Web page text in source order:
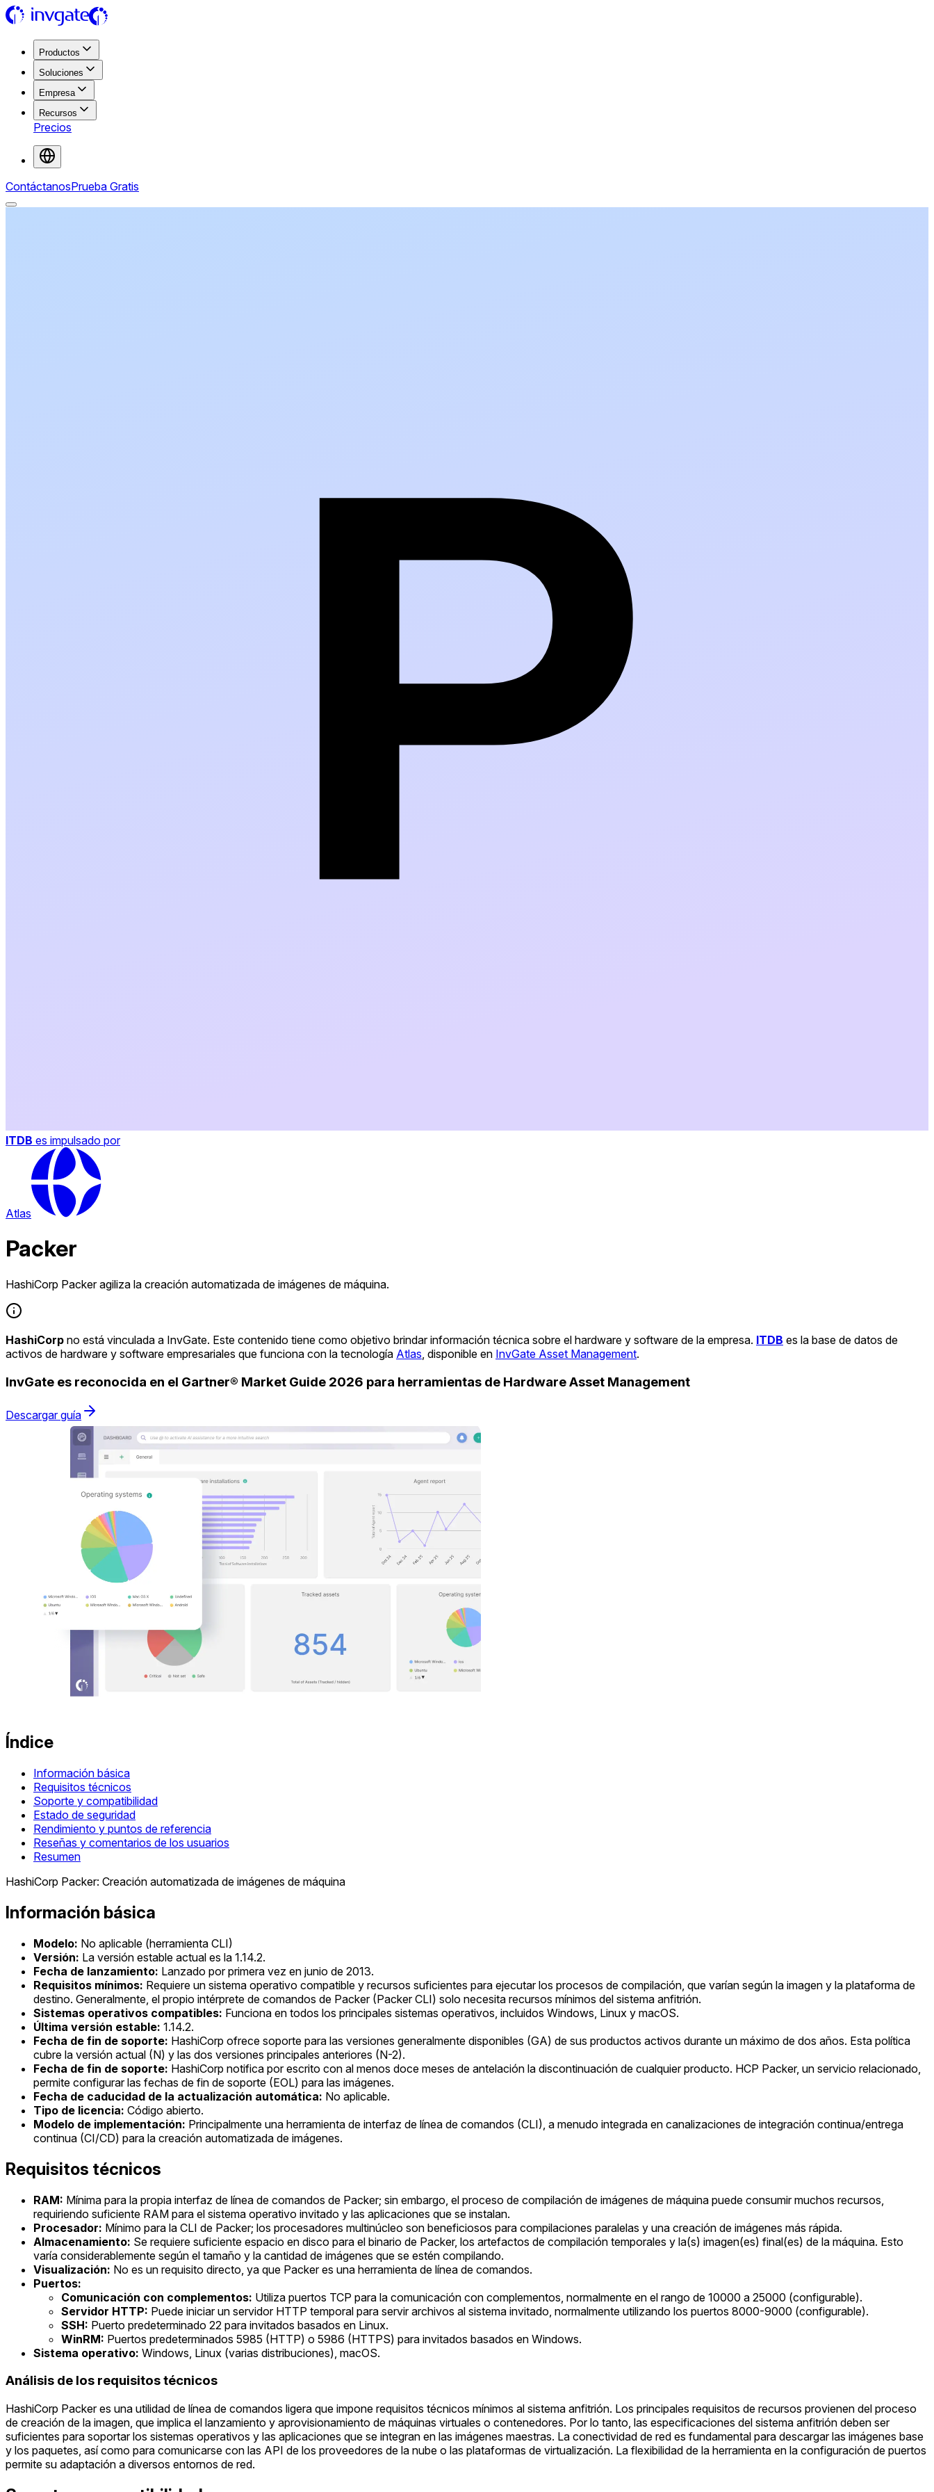
Productos
Soluciones
Empresa
Recursos
Precios
ContáctanosPrueba Gratis
ITDB es impulsado por
Atlas
Packer
HashiCorp Packer agiliza la creación automatizada de imágenes de máquina.
HashiCorp no está vinculada a InvGate. Este contenido tiene como objetivo brindar información técnica sobre el hardware y software de la empresa. ITDB es la base de datos de
activos de hardware y software empresariales que funciona con la tecnología Atlas , disponible en InvGate Asset Management.
InvGate es reconocida en el Gartner® Market Guide 2026 para herramientas de Hardware Asset Management
Descargar guía
Índice
Información básica
Requisitos técnicos
Soporte y compatibilidad
Estado de seguridad
Rendimiento y puntos de referencia
Reseñas y comentarios de los usuarios
Resumen
HashiCorp Packer: Creación automatizada de imágenes de máquina
Información básica
Modelo: No aplicable (herramienta CLI)
Versión: La versión estable actual es la 1.14.2.
Fecha de lanzamiento: Lanzado por primera vez en junio de 2013.
Requisitos mínimos: Requiere un sistema operativo compatible y recursos suficientes para ejecutar los procesos de compilación, que varían según la imagen y la plataforma de
destino. Generalmente, el propio intérprete de comandos de Packer (Packer CLI) solo necesita recursos mínimos del sistema anfitrión.
Sistemas operativos compatibles: Funciona en todos los principales sistemas operativos, incluidos Windows, Linux y macOS.
Última versión estable: 1.14.2.
Fecha de fin de soporte: HashiCorp ofrece soporte para las versiones generalmente disponibles (GA) de sus productos activos durante un máximo de dos años. Esta política
cubre la versión actual (N) y las dos versiones principales anteriores (N-2).
Fecha de fin de soporte: HashiCorp notifica por escrito con al menos doce meses de antelación la discontinuación de cualquier producto. HCP Packer, un servicio relacionado,
permite configurar las fechas de fin de soporte (EOL) para las imágenes.
Fecha de caducidad de la actualización automática: No aplicable.
Tipo de licencia: Código abierto.
Modelo de implementación: Principalmente una herramienta de interfaz de línea de comandos (CLI), a menudo integrada en canalizaciones de integración continua/entrega
continua (CI/CD) para la creación automatizada de imágenes.
Requisitos técnicos
RAM: Mínima para la propia interfaz de línea de comandos de Packer; sin embargo, el proceso de compilación de imágenes de máquina puede consumir muchos recursos,
requiriendo suficiente RAM para el sistema operativo invitado y las aplicaciones que se instalan.
Procesador: Mínimo para la CLI de Packer; los procesadores multinúcleo son beneficiosos para compilaciones paralelas y una creación de imágenes más rápida.
Almacenamiento: Se requiere suficiente espacio en disco para el binario de Packer, los artefactos de compilación temporales y la(s) imagen(es) final(es) de la máquina. Esto
varía considerablemente según el tamaño y la cantidad de imágenes que se estén compilando.
Visualización: No es un requisito directo, ya que Packer es una herramienta de línea de comandos.
Puertos:
Comunicación con complementos: Utiliza puertos TCP para la comunicación con complementos, normalmente en el rango de 10000 a 25000 (configurable).
Servidor HTTP: Puede iniciar un servidor HTTP temporal para servir archivos al sistema invitado, normalmente utilizando los puertos 8000-9000 (configurable).
SSH: Puerto predeterminado 22 para invitados basados en Linux.
WinRM: Puertos predeterminados 5985 (HTTP) o 5986 (HTTPS) para invitados basados en Windows.
Sistema operativo: Windows, Linux (varias distribuciones), macOS.
Análisis de los requisitos técnicos
HashiCorp Packer es una utilidad de línea de comandos ligera que impone requisitos técnicos mínimos al sistema anfitrión. Los principales requisitos de recursos provienen del proceso
de creación de la imagen, que implica el lanzamiento y aprovisionamiento de máquinas virtuales o contenedores. Por lo tanto, las especificaciones del sistema anfitrión deben ser
suficientes para soportar los sistemas operativos y las aplicaciones que se integran en las imágenes maestras. La conectividad de red es fundamental para descargar las imágenes base
y los paquetes, así como para comunicarse con las API de los proveedores de la nube o las plataformas de virtualización. La flexibilidad de la herramienta en la configuración de puertos
permite su adaptación a diversos entornos de red.